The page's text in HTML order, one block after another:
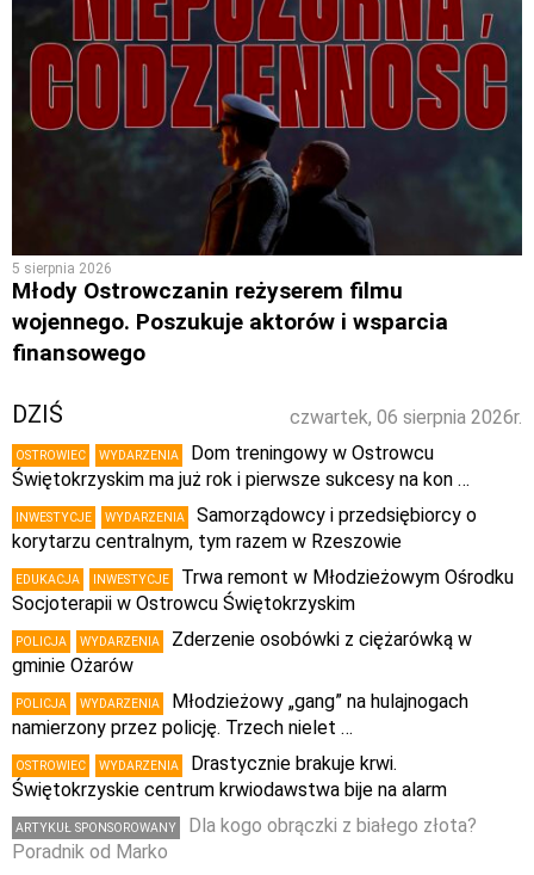
5 sierpnia 2026
Młody Ostrowczanin reżyserem filmu
wojennego. Poszukuje aktorów i wsparcia
finansowego
czwartek, 06 sierpnia 2026r.
DZIŚ
OSTROWIEC WYDARZENIA
Dom treningowy w Ostrowcu
Świętokrzyskim ma już rok i pierwsze sukcesy na kon …
INWESTYCJE WYDARZENIA
Samorządowcy i przedsiębiorcy o
korytarzu centralnym, tym razem w Rzeszowie
EDUKACJA INWESTYCJE
Trwa remont w Młodzieżowym Ośrodku
Socjoterapii w Ostrowcu Świętokrzyskim
POLICJA WYDARZENIA
Zderzenie osobówki z ciężarówką w
gminie Ożarów
POLICJA WYDARZENIA
Młodzieżowy „gang” na hulajnogach
namierzony przez policję. Trzech nielet …
OSTROWIEC WYDARZENIA
Drastycznie brakuje krwi.
Świętokrzyskie centrum krwiodawstwa bije na alarm
ARTYKUŁ SPONSOROWANY
Dla kogo obrączki z białego złota?
Poradnik od Marko